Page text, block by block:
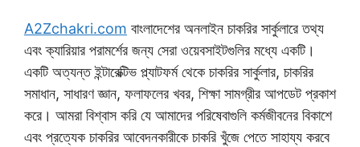
A2Zchakri.com বাংলাদেশের অনলাইন চাকরির সার্কুলারে তথ্য
এবং ক্যারিয়ার পরামর্শের জন্য সেরা ওয়েবসাইটগুলির মধ্যে একটি।
একটি অত্যন্ত ইন্টারেক্টিভ প্ল্যাটফর্ম থেকে চাকরির সার্কুলার, চাকরির
সমাধান, সাধারণ জ্ঞান, ফলাফলের খবর, শিক্ষা সামগ্রীর আপডেট প্রকাশ
করে। আমরা বিশ্বাস করি যে আমাদের পরিষেবাগুলি কর্মজীবনের বিকাশে
এবং প্রত্যেক চাকরির আবেদনকারীকে চাকরি খুঁজে পেতে সাহায্য করবে